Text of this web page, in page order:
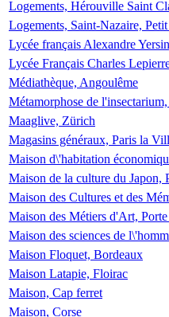
Logements, Hérouville Saint
Logements, Saint-Nazaire,
Lycée français Alexandre
Lycée Français Charles
Médiathèque, Angoulême
Métamorphose de
Maaglive, Zürich
Magasins généraux, Paris la
Maison d\'habitation
Maison de la culture du Japon,
Maison des Cultures et des
Maison des Métiers d'Art,
Maison des sciences de
Maison Floquet, Bordeaux
Maison Latapie, Floirac
Maison, Cap ferret
Maison, Corse